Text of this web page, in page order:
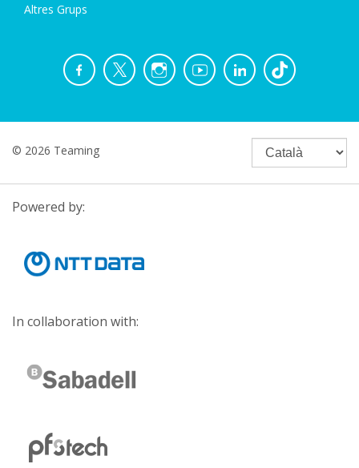
Altres Grups
© 2026 Teaming
Powered by:
In collaboration with: